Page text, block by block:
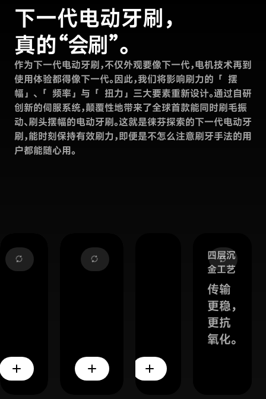
下一代电动牙刷，
真的“会刷”。
作为下一代电动牙刷，不仅外观要像下一代，电机技术再到
使用体验都得像下一代。因此，我们将影响刷力的 「 摆
幅」、 「 频率」与 「 扭力」三大要素重新设计。通过自研
创新的伺服系统，颠覆性地带来了全球首款能同时刷毛振
动、刷头摆幅的电动牙刷。这就是徕芬探索的下一代电动牙
刷，能时刻保持有效刷力，即便是不怎么注意刷牙手法的用
户都能随心用。
add add add
四层沉
金工艺
传输
更稳，
更抗
氧化。